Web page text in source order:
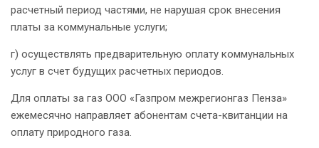
расчетный период частями, не нарушая срок внесения
платы за коммунальные услуги;
г) осуществлять предварительную оплату коммунальных
услуг в счет будущих расчетных периодов.
Для оплаты за газ ООО «Газпром межрегионгаз Пенза»
ежемесячно направляет абонентам счета-квитанции на
оплату природного газа.